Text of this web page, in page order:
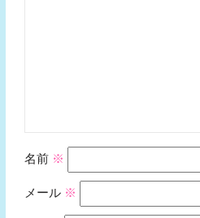
名前 ※
メール ※